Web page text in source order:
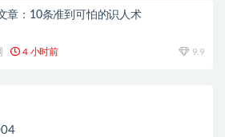
章：10条准到可怕的识人术
4 小时前 9.9